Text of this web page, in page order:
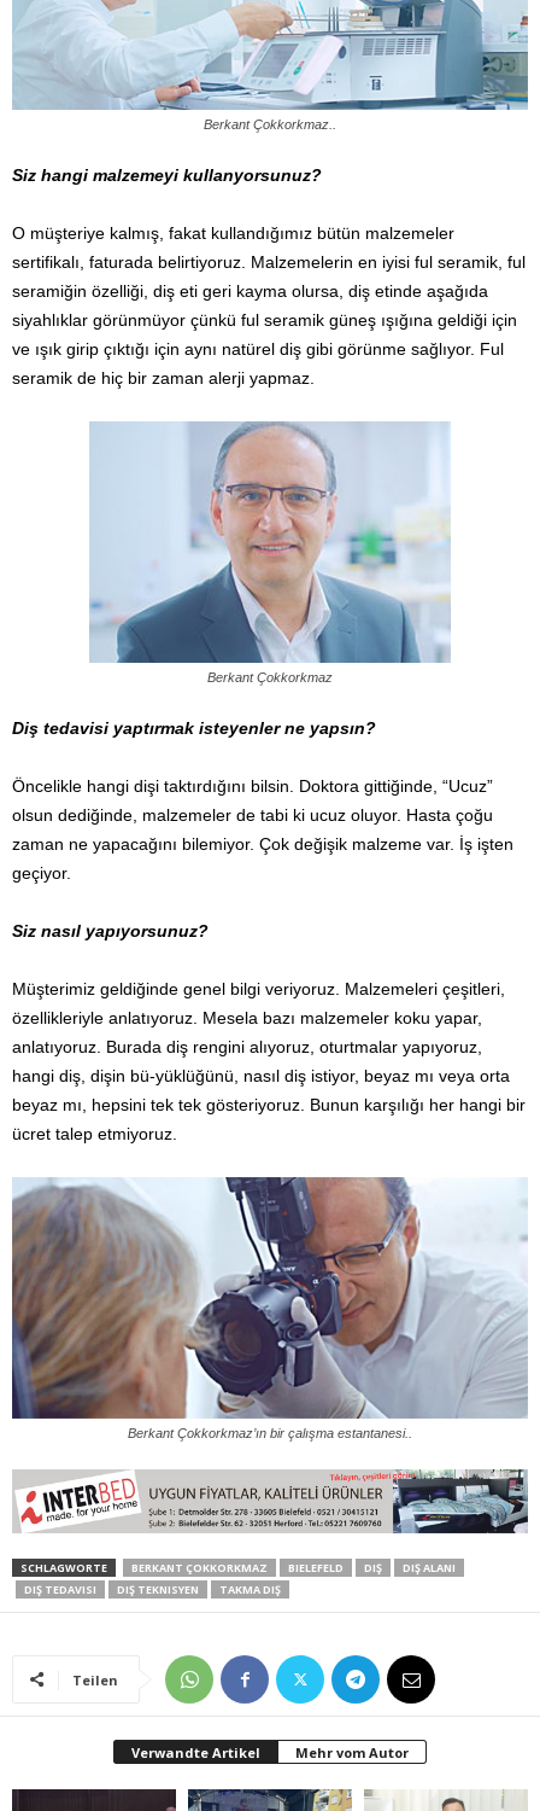
Berkant Çokkorkmaz..
Siz hangi malzemeyi kullanyorsunuz?
O müşteriye kalmış, fakat kullandığımız bütün malzemeler
sertifikalı, faturada belirtiyoruz. Malzemelerin en iyisi ful seramik, ful
seramiğin özelliği, diş eti geri kayma olursa, diş etinde aşağıda
siyahlıklar görünmüyor çünkü ful seramik güneş ışığına geldiği için
ve ışık girip çıktığı için aynı natürel diş gibi görünme sağlıyor. Ful
seramik de hiç bir zaman alerji yapmaz.
Berkant Çokkorkmaz
Diş tedavisi yaptırmak isteyenler ne yapsın?
Öncelikle hangi dişi taktırdığını bilsin. Doktora gittiğinde, “Ucuz”
olsun dediğinde, malzemeler de tabi ki ucuz oluyor. Hasta çoğu
zaman ne yapacağını bilemiyor. Çok değişik malzeme var. İş işten
geçiyor.
Siz nasıl yapıyorsunuz?
Müşterimiz geldiğinde genel bilgi veriyoruz. Malzemeleri çeşitleri,
özellikleriyle anlatıyoruz. Mesela bazı malzemeler koku yapar,
anlatıyoruz. Burada diş rengini alıyoruz, oturtmalar yapıyoruz,
hangi diş, dişin bü-yüklüğünü, nasıl diş istiyor, beyaz mı veya orta
beyaz mı, hepsini tek tek gösteriyoruz. Bunun karşılığı her hangi bir
ücret talep etmiyoruz.
Berkant Çokkorkmaz’ın bir çalışma estantanesi..
SCHLAGWORTE BERKANT ÇOKKORKMAZ BIELEFELD DIŞ
DIŞ ALANI
DIŞ TEDAVISI
DIŞ TEKNISYEN TAKMA DIŞ
Teilen
Verwandte Artikel Mehr vom Autor